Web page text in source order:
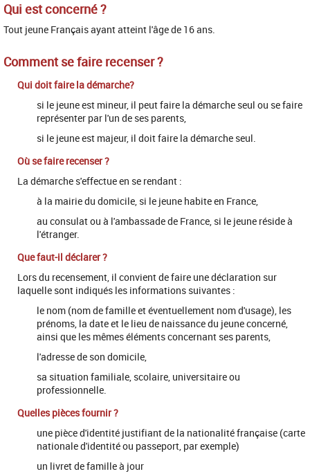
Qui est concerné ?
Tout jeune Français ayant atteint l'âge de 16 ans.
Comment se faire recenser ?
Qui doit faire la démarche?
si le jeune est mineur, il peut faire la démarche seul ou se faire
représenter par l'un de ses parents,
si le jeune est majeur, il doit faire la démarche seul.
Où se faire recenser ?
La démarche s'effectue en se rendant :
à la mairie du domicile, si le jeune habite en France,
au consulat ou à l'ambassade de France, si le jeune réside à
l'étranger.
Que faut-il déclarer ?
Lors du recensement, il convient de faire une déclaration sur
laquelle sont indiqués les informations suivantes :
le nom (nom de famille et éventuellement nom d'usage), les
prénoms, la date et le lieu de naissance du jeune concerné,
ainsi que les mêmes éléments concernant ses parents,
l'adresse de son domicile,
sa situation familiale, scolaire, universitaire ou
professionnelle.
Quelles pièces fournir ?
une pièce d'identité justifiant de la nationalité française (carte
nationale d'identité ou passeport, par exemple)
un livret de famille à jour